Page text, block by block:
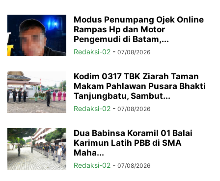
Modus Penumpang Ojek Online
Rampas Hp dan Motor
Pengemudi di Batam,...
Redaksi-02 - 07/08/2026
Kodim 0317 TBK Ziarah Taman
Makam Pahlawan Pusara Bhakti
Tanjungbatu, Sambut...
Redaksi-02 - 07/08/2026
Dua Babinsa Koramil 01 Balai
Karimun Latih PBB di SMA
Maha...
Redaksi-02 - 07/08/2026